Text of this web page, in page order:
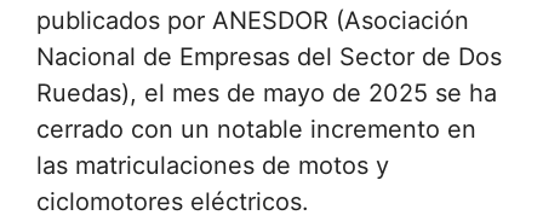
publicados por ANESDOR (Asociación
Nacional de Empresas del Sector de Dos
Ruedas), el mes de mayo de 2025 se ha
cerrado con un notable incremento en
las matriculaciones de motos y
ciclomotores eléctricos.